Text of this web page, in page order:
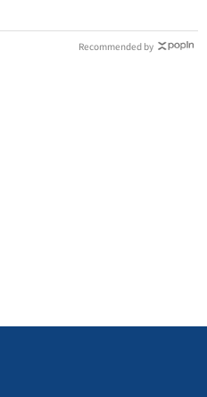
Recommended by